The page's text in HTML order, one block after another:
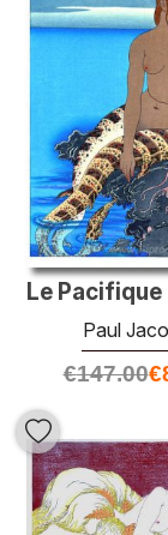
Paul
€147.00€